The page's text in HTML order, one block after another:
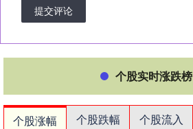
提交评论
个股实时涨跌榜
个股涨幅 个股跌幅 个股流入